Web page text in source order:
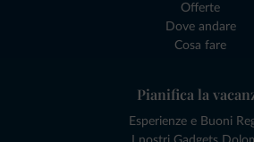
Offerte
Dove andare
Cosa fare
Pianifica la
Esperienze e Buoni